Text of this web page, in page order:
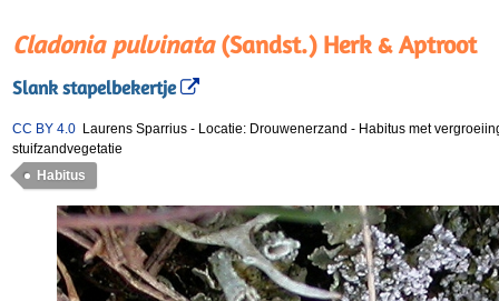
Cladonia pulvinata(Sandst.) Herk & Aptroot
Slank stapelbekertje
CC BY 4.0 Laurens Sparrius - Locatie: Drouwenerzand - Habitus met
stuifzandvegetatie
Habitus